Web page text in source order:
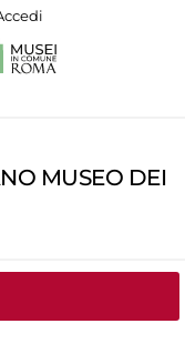
MUSEO DEI